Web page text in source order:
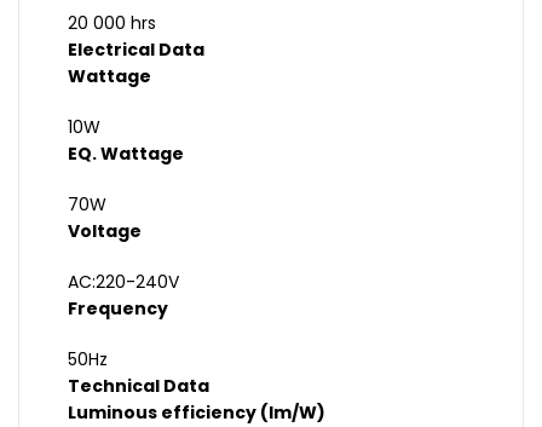
20 000 hrs
Electrical Data
Wattage
10W
EQ. Wattage
70W
Voltage
AC:220-240V
Frequency
50Hz
Technical Data
Luminous efficiency (lm/W)